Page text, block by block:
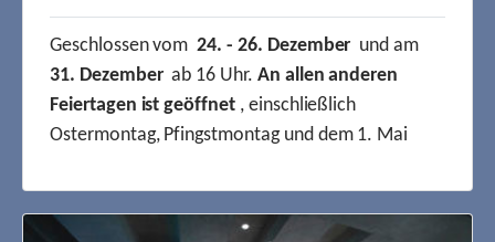
Geschlossen vom24. - 26. Dezember und am
31. Dezemberab 16 Uhr. An allen anderen
Feiertagen ist geöffnet, einschließlich
Ostermontag, Pfingstmontag und dem 1. Mai